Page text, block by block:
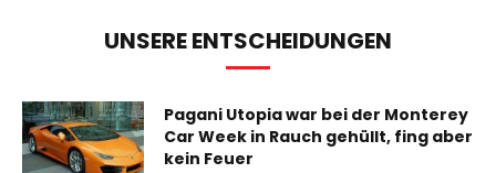
UNSERE ENTSCHEIDUNGEN
Pagani Utopia war bei der Monterey
Car Week in Rauch gehüllt, fing aber
kein Feuer